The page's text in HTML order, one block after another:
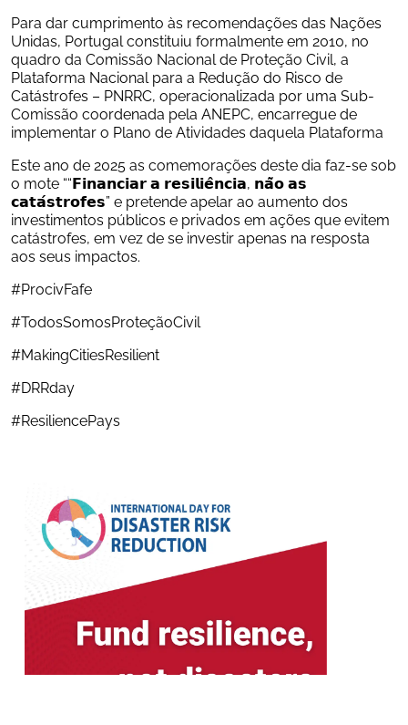
Para dar cumprimento às recomendações das Nações
Unidas, Portugal constituiu formalmente em 2010, no
quadro da Comissão Nacional de Proteção Civil, a
Plataforma Nacional para a Redução do Risco de
Catástrofes – PNRRC, operacionalizada por uma Sub-
Comissão coordenada pela ANEPC, encarregue de
implementar o Plano de Atividades daquela Plataforma
Este ano de 2025 as comemorações deste dia faz-se sob
o mote ““𝗙𝗶𝗻𝗮𝗻𝗰𝗶𝗮𝗿 𝗮 𝗿𝗲𝘀𝗶𝗹𝗶𝗲̂𝗻𝗰𝗶𝗮, 𝗻𝗮̃𝗼 𝗮𝘀
𝗰𝗮𝘁𝗮́𝘀𝘁𝗿𝗼𝗳𝗲𝘀” e pretende apelar ao aumento dos
investimentos públicos e privados em ações que evitem
catástrofes, em vez de se investir apenas na resposta
aos seus impactos.
#ProcivFafe
#TodosSomosProteçãoCivil
#MakingCitiesResilient
#DRRday
#ResiliencePays